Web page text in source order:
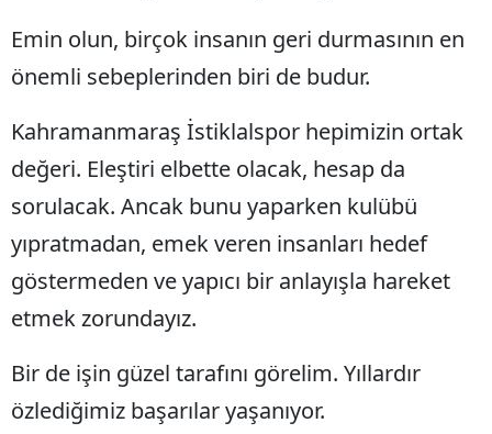
Emin olun, birçok insanın geri durmasının en
önemli sebeplerinden biri de budur.
Kahramanmaraş İstiklalspor hepimizin ortak
değeri. Eleştiri elbette olacak, hesap da
sorulacak. Ancak bunu yaparken kulübü
yıpratmadan, emek veren insanları hedef
göstermeden ve yapıcı bir anlayışla hareket
etmek zorundayız.
Bir de işin güzel tarafını görelim. Yıllardır
özlediğimiz başarılar yaşanıyor.